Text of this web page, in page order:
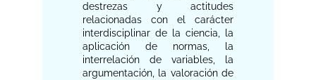
destrezas y actitudes
relacionadas con el carácter
interdisciplinar de la ciencia, la
aplicación de normas, la
interrelación de variables, la
argumentación, la valoración de